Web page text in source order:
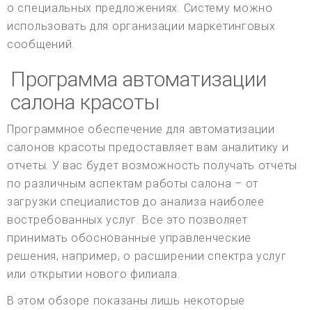
о специальных предложениях. Систему можно
использовать для организации маркетинговых
сообщений.
Программа автоматизации
салона красоты
Программное обеспечение для автоматизации
салонов красоты предоставляет вам аналитику и
отчеты. У вас будет возможность получать отчеты
по различным аспектам работы салона – от
загрузки специалистов до анализа наиболее
востребованных услуг. Все это позволяет
принимать обоснованные управленческие
решения, например, о расширении спектра услуг
или открытии нового филиала.
В этом обзоре показаны лишь некоторые